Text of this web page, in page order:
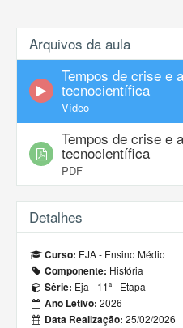
Arquivos da aula
Tempos de crise e
tecnocientífica
Vídeo
Tempos de crise e
tecnocientífica
PDF
Detalhes
Curso: EJA - Ensino Médio
Componente: História
Série: Eja - 11ª - Etapa
Ano Letivo: 2026
Data Realização: 25/02/2026